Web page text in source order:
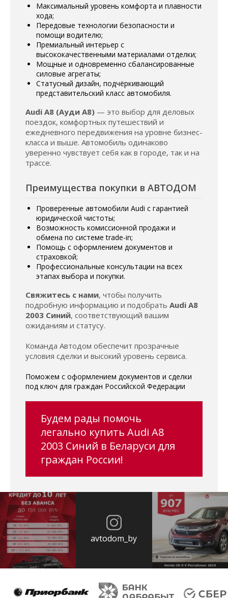
Максимальный уровень комфорта и плавности
хода;
Передовые технологии безопасности и
помощи водителю;
Премиальный интерьер с
высококачественными материалами отделки;
Мощные и одновременно сбалансированные
силовые агрегаты;
Статусный дизайн, подчёркивающий
представительский класс автомобиля.
Audi A8 (Ауди А8) — это выбор для деловых
поездок, комфортных путешествий и
ежедневного передвижения на уровне бизнес-
класса и выше. Автомобиль одинаково
уверенно чувствует себя как в городе, так и на
трассе.
Преимущества покупки в АВТОДОМ
Проверенные автомобили Audi с гарантией
юридической чистоты;
Возможность комиссионной продажи и
обмена по системе trade-in;
Помощь с оформлением документов и
страховкой;
Профессиональные консультации на всех
этапах выбора и покупки.
Свяжитесь с нами, чтобы получить
подробную информацию и подобрать Audi A8
2003 Синий, соответствующий вашим
ожиданиям и статусу.
Команда Автодом обеспечит прозрачные
условия сделки и высокий уровень сервиса.
Поможем с оформлением документов и сделки
под ключ для граждан Российской Федерации
Будем рады помочь
легально купить Audi A8
2003 Синий в Беларуси для
граждан России!
avtodom_by